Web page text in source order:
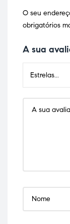
O seu
obrigatórios
A sua